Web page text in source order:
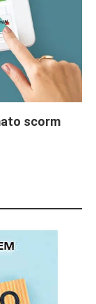
scorm